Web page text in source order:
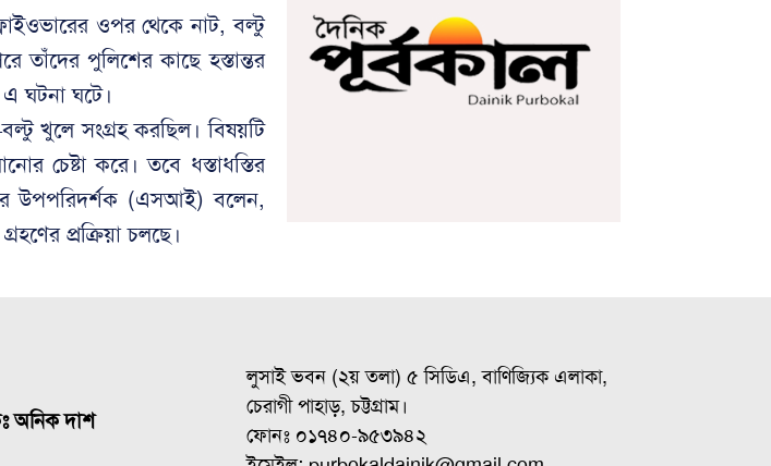
ওপর থেকে নাট, বল্টু
তাঁদের পুলিশের কাছে হস্তান্তর
ঘটনা ঘটে।
খুলে সংগ্রহ করছিল। বিষয়টি
চেষ্টা করে। তবে ধস্তাধস্তির
উপপরিদর্শক (এসআই) বলেন,
প্রক্রিয়া চলছে।
অনিক দাশ
লুসাই ভবন (২য় তলা) ৫ সিডিএ, বাণিজ্যিক এলাকা,
চেরাগী পাহাড়, চট্টগ্রাম।
ফোনঃ ০১৭৪০-৯৫৩৯৪২